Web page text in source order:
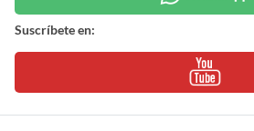
Suscríbete en: